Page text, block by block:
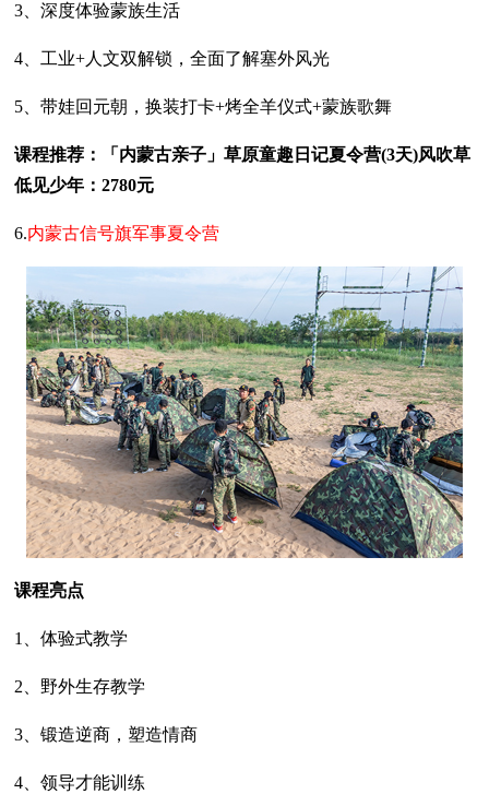
3、深度体验蒙族生活
4、工业+人文双解锁，全面了解塞外风光
5、带娃回元朝，换装打卡+烤全羊仪式+蒙族歌舞
课程推荐：「内蒙古亲子」草原童趣日记夏令营(3天)风吹草
低见少年：2780元
6.内蒙古信号旗军事夏令营
课程亮点
1、体验式教学
2、野外生存教学
3、锻造逆商，塑造情商
4、领导才能训练